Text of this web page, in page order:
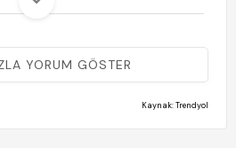
(0)
geldi ama çalışmıyor maalesef
YORUM GÖSTER
Kaynak: Trendyol